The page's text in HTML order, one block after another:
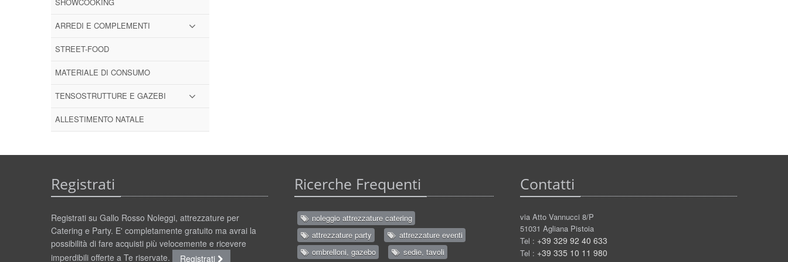
ARREDI E COMPLEMENTI
STREET-FOOD
MATERIALE DI CONSUMO
TENSOSTRUTTURE E GAZEBI
ALLESTIMENTO NATALE
Registrati
Registrati su Gallo Rosso Noleggi, attrezzature per
Catering e Party. E' completamente gratuito ma avrai la
possibilità di fare acquisti più velocemente e ricevere
imperdibili offerte a Te riservate.
Registrati
Ricerche Frequenti
noleggio attrezzature catering
attrezzature party
attrezzature eventi
ombrelloni, gazebo
sedie, tavoli
Contatti
via Atto Vannucci 8/P
51031 Agliana Pistoia
Tel : +39 329 92 40 633
Tel : +39 335 10 11 980